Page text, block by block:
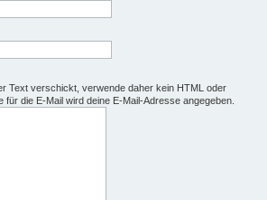
Text verschickt, verwende daher kein HTML oder
für die E-Mail wird deine E-Mail-Adresse angegeben.